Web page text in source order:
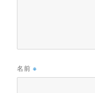
名前※